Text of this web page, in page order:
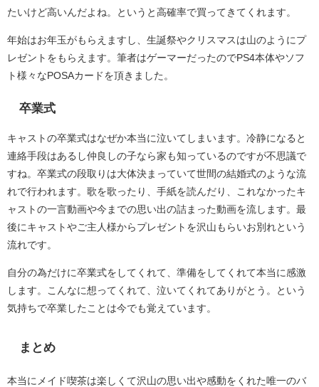
たいけど高いんだよね。というと高確率で買ってきてくれます。
年始はお年玉がもらえますし、生誕祭やクリスマスは山のようにプ
レゼントをもらえます。筆者はゲーマーだったのでPS4本体やソフ
ト様々なPOSAカードを頂きました。
卒業式
キャストの卒業式はなぜか本当に泣いてしまいます。冷静になると
連絡手段はあるし仲良しの子なら家も知っているのですが不思議で
すね。卒業式の段取りは大体決まっていて世間の結婚式のような流
れで行われます。歌を歌ったり、手紙を読んだり、これなかったキ
ャストの一言動画や今までの思い出の詰まった動画を流します。最
後にキャストやご主人様からプレゼントを沢山もらいお別れという
流れです。
自分の為だけに卒業式をしてくれて、準備をしてくれて本当に感激
します。こんなに想ってくれて、泣いてくれてありがとう。という
気持ちで卒業したことは今でも覚えています。
まとめ
本当にメイド喫茶は楽しくて沢山の思い出や感動をくれた唯一のバ